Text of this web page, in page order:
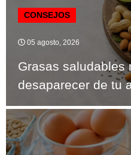
CONSEJOS
05 agosto, 2026
Grasas saludables
desaparecer de tu